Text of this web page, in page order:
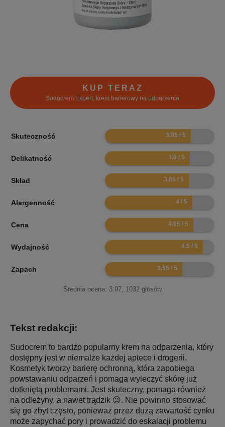
KUP TERAZ
Sudocrem Expert, krem barierowy na odparzenia
Skuteczność 7.9
Delikatność 7.8
Skład 7.7
Alergenność 8
Cena 8.1
Wydajność 9
Zapach 7.1
Średnia ocena: 3.97, 1032 głosów
Tekst redakcji:
Sudocrem to bardzo popularny krem na odparzenia, który
dostępny jest w niemalże każdej aptece i drogerii.
Kosmetyk tworzy barierę ochronną, która zapobiega
powstawaniu odparzeń i pomaga wyleczyć skórę już
dotkniętą problemami. Jest skuteczny, pomaga również
na odleżyny, a nawet trądzik 😉. Nie powinno stosować
się go zbyt często, ponieważ przez dużą zawartość cynku
może zapychać pory i prowadzić do eskalacji problemu